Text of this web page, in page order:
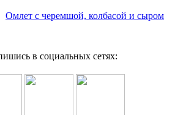
Омлет с черемшой, колбасой и сыром
в социальных сетях: